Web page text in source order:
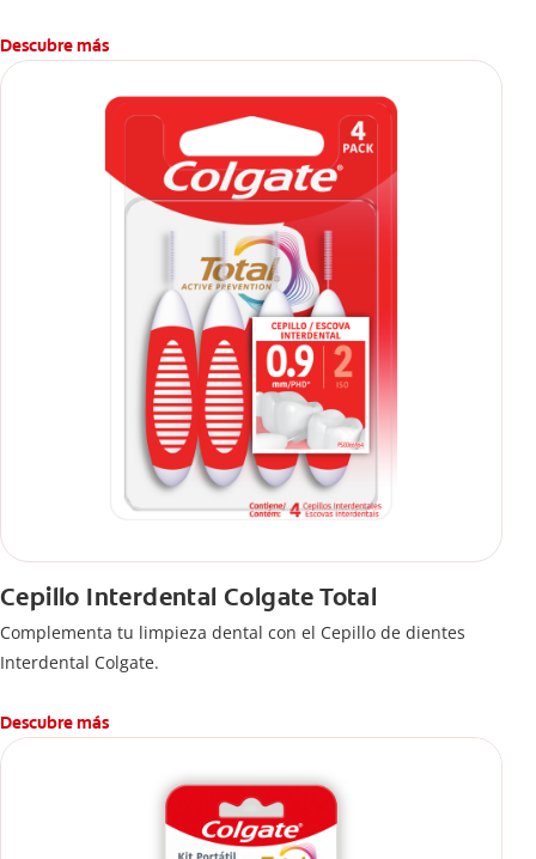
Descubre más
Cepillo Interdental Colgate Total
Complementa tu limpieza dental con el Cepillo de dientes
Interdental Colgate.
Descubre más